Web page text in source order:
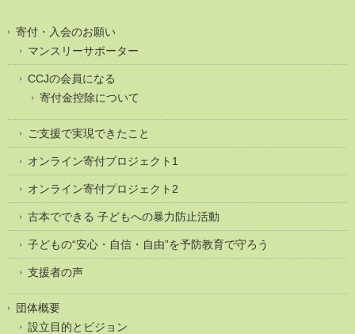
寄付・入会のお願い
マンスリーサポーター
CCJの会員になる
寄付金控除について
ご支援で実現できたこと
オンライン寄付プロジェクト1
オンライン寄付プロジェクト2
古本でできる 子どもへの暴力防止活動
子どもの“安心・自信・自由”を予防教育で守ろう
支援者の声
団体概要
設立目的とビジョン